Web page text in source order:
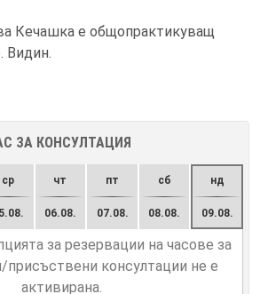
Кечашка е общопрактикуващ
Видин.
ЗА КОНСУЛТАЦИЯ
ср чт
06.08.
пт
07.08.
сб
08.08.
нд
09.08.
за резервации на часове за
присъствени консултации не е
активирана.